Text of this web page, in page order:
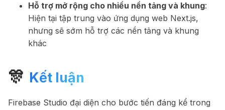
Hỗ trợ mở rộng cho nhiều nền tảng và khung:
Hiện tại tập trung vào ứng dụng web Next.js,
nhưng sẽ sớm hỗ trợ các nền tảng và khung
khác
🎊 Kết luận
Firebase Studio đại diện cho bước tiến đáng kể trong